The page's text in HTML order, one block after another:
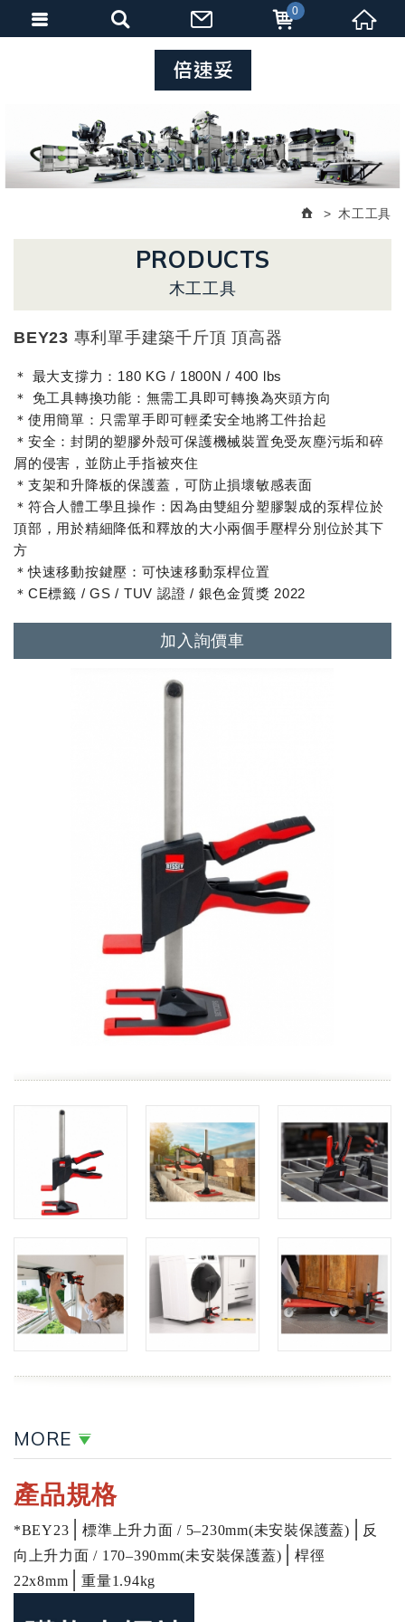
木工工具
PRODUCTS
木工工具
BEY23 專利單手建築千斤頂 頂高器
＊ 最大支撐力：180 KG / 1800N / 400 lbs
＊ 免工具轉換功能：無需工具即可轉換為夾頭方向
＊使用簡單：只需單手即可輕柔安全地將工件抬起
＊安全：封閉的塑膠外殼可保護機械裝置免受灰塵污垢和碎
屑的侵害，並防止手指被夾住
＊支架和升降板的保護蓋，可防止損壞敏感表面
＊符合人體工學且操作：因為由雙組分塑膠製成的泵桿位於
頂部，用於精細降低和釋放的大小兩個手壓桿分別位於其下
方
＊快速移動按鍵壓：可快速移動泵桿位置
＊CE標籤 / GS / TUV 認證 / 銀色金質獎 2022
加入詢價車
MORE
產品規格
*BEY23 │標準上升力面 / 5–230mm(未安裝保護蓋)
反
向上升力面 / 170–390mm(未安裝保護蓋)
│桿徑
22x8mm
│重量1.94kg
0